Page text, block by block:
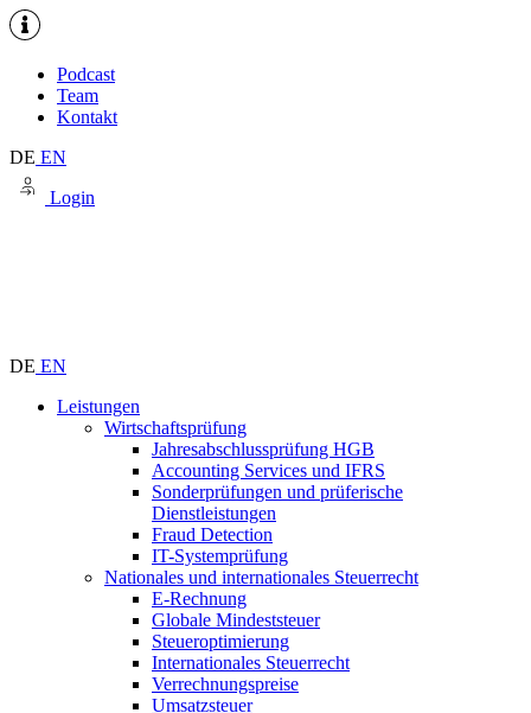
Podcast
Team
Kontakt
DE EN
Login
DE EN
Leistungen
Wirtschaftsprüfung
Jahresabschlussprüfung HGB
Accounting Services und IFRS
Sonderprüfungen und prüferische
Dienstleistungen
Fraud Detection
IT-Systemprüfung
Nationales und internationales Steuerrecht
E-Rechnung
Globale Mindeststeuer
Steueroptimierung
Internationales Steuerrecht
Verrechnungspreise
Umsatzsteuer